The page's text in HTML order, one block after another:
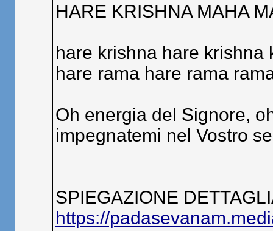
HARE KRISHNA MAHA
hare krishna hare krishna
hare rama hare rama
Oh energia del Signore,
impegnatemi nel Vostro
SPIEGAZIONE
https://